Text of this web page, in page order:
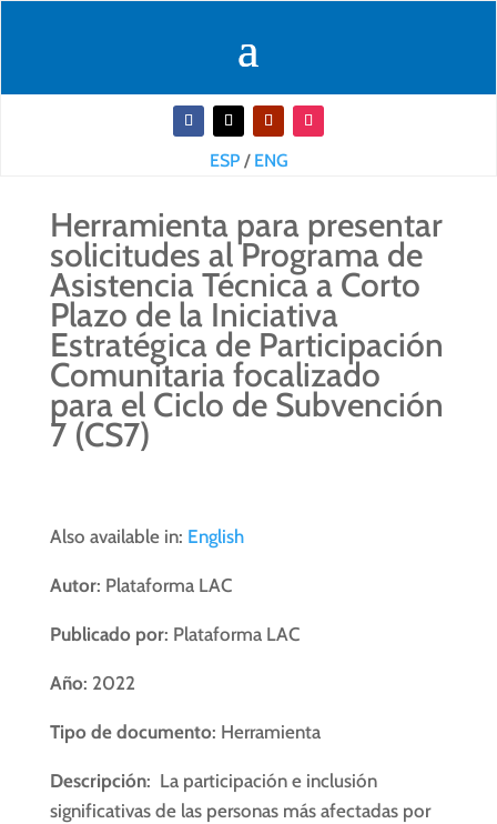
ESP/ ENG
Herramienta para presentar
solicitudes al Programa de
Asistencia Técnica a Corto
Plazo de la Iniciativa
Estratégica de Participación
Comunitaria focalizado
para el Ciclo de Subvención
7 (CS7)
Also available in: English
Autor: Plataforma LAC
Publicado por: Plataforma LAC
Año: 2022
Tipo de documento: Herramienta
Descripción: La participación e inclusión
significativas de las personas más afectadas por